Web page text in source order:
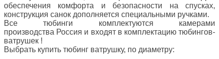
обеспечения комфорта и безопасности на спусках,
конструкция санок дополняется специальными ручками.
Все тюбинги комплектуются камерами
производства Россия и входят в комплектацию тюбингов-
ватрушек !
Выбрать купить тюбинг ватрушку, по диаметру: